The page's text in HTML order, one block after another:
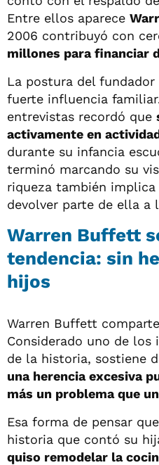
Entre ellos aparece
2006 contribuyó con
millones para financiar
La postura del
fuerte influencia
entrevistas recordó que
activamente en
durante su infancia
terminó marcando su
riqueza también
devolver parte de ella a
Warren Buffett
tendencia: sin
hijos
Warren Buffett
Considerado uno de los
de la historia, sostiene
una herencia excesiva
más un problema que
Esa forma de pensar
historia que contó su
quiso remodelar la